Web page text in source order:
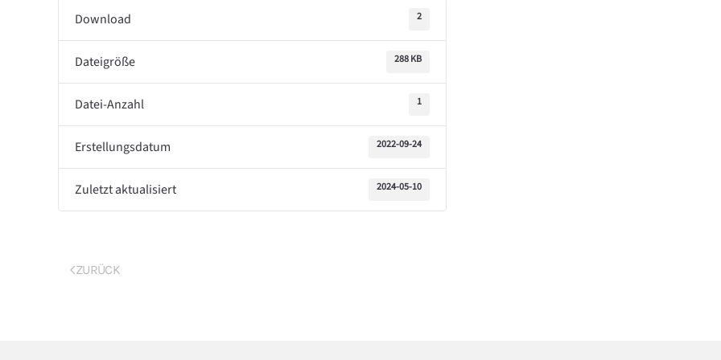
Download 2
Dateigröße 288 KB
Datei-Anzahl 1
Erstellungsdatum 2022-09-24
Zuletzt aktualisiert 2024-05-10
ZURÜCK